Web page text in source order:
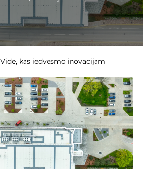
Vide, kas iedvesmo inovācijām